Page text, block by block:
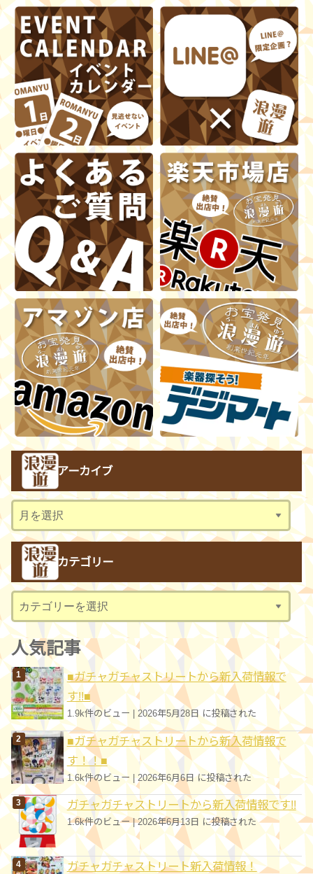
アーカイブ
ー
イ
ブ
カテゴリー
テ
ゴ
リ
ー
人気記事
■ガチャガチャストリートから新入荷情報で
す!!■
1.9k件のビュー 2026年5月28日 に投稿された
■ガチャガチャストリートから新入荷情報で
す！！■
1.6k件のビュー |2026年6月6日 に投稿された
ガチャガチャストリートから新入荷情報です!!
1.6k件のビュー|2026年6月13日 に投稿された
ガチャガチャストリート新入荷情報！